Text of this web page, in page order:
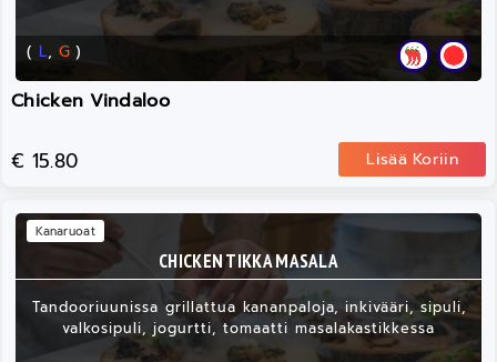
( L, G )
Chicken Vindaloo
€ 15.80 Lisää Koriin
CHICKEN TIKKA MASALA
Tandooriuunissa grillattua kananpaloja, inkivääri, sipuli,
valkosipuli, jogurtti, tomaatti masalakastikkessa
Kanaruoat